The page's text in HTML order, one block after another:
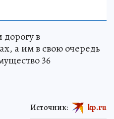
в
а им в свою очередь
36
Источник: kp.ru